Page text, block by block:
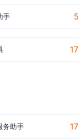
手 5
17
务助手 17